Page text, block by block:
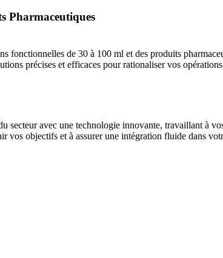
Pharmaceutiques
fonctionnelles de 30 à 100 ml et des produits
précises et efficaces pour rationaliser vos
secteur avec une technologie innovante, travaillant à
vos objectifs et à assurer une intégration fluide dans